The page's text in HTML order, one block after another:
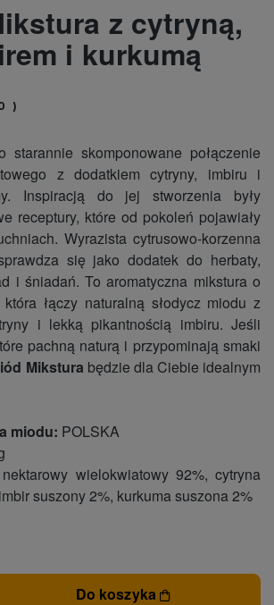
z cytryną,
i kurkumą
)
starannie skomponowane połączenie
z dodatkiem cytryny, imbiru i
Inspiracją do jej stworzenia były
receptury, które od pokoleń pojawiały
Wyrazista cytrusowo-korzenna
się jako dodatek do herbaty,
i śniadań. To aromatyczna mikstura o
która łączy naturalną słodycz miodu z
i lekką pikantnością imbiru. Jeśli
pachną naturą i przypominają smaki
Mikstura będzie dla Ciebie idealnym
miodu: POLSKA
wielokwiatowy 92%, cytryna
suszony 2%, kurkuma suszona 2%
Do koszyka